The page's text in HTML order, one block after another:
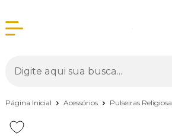
Página Inicial Acessórios Pulseiras